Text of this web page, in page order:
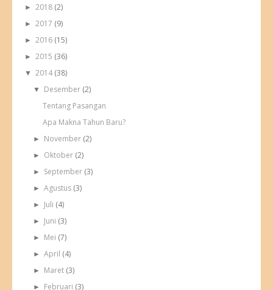
► 2018 (2)
► 2017 (9)
► 2016 (15)
► 2015 (36)
▼ 2014 (38)
▼ Desember (2)
Tentang Pasangan
Apa Makna Tahun Baru?
► November (2)
► Oktober (2)
► September (3)
►Agustus (3)
► Juli (4)
► Juni (3)
► Mei (7)
►April (4)
► Maret (3)
► Februari (3)